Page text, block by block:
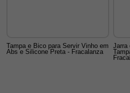
Tampa e Bico para Servir Vinho em
Abs e Silicone Preta - Fracalanza
Jarra